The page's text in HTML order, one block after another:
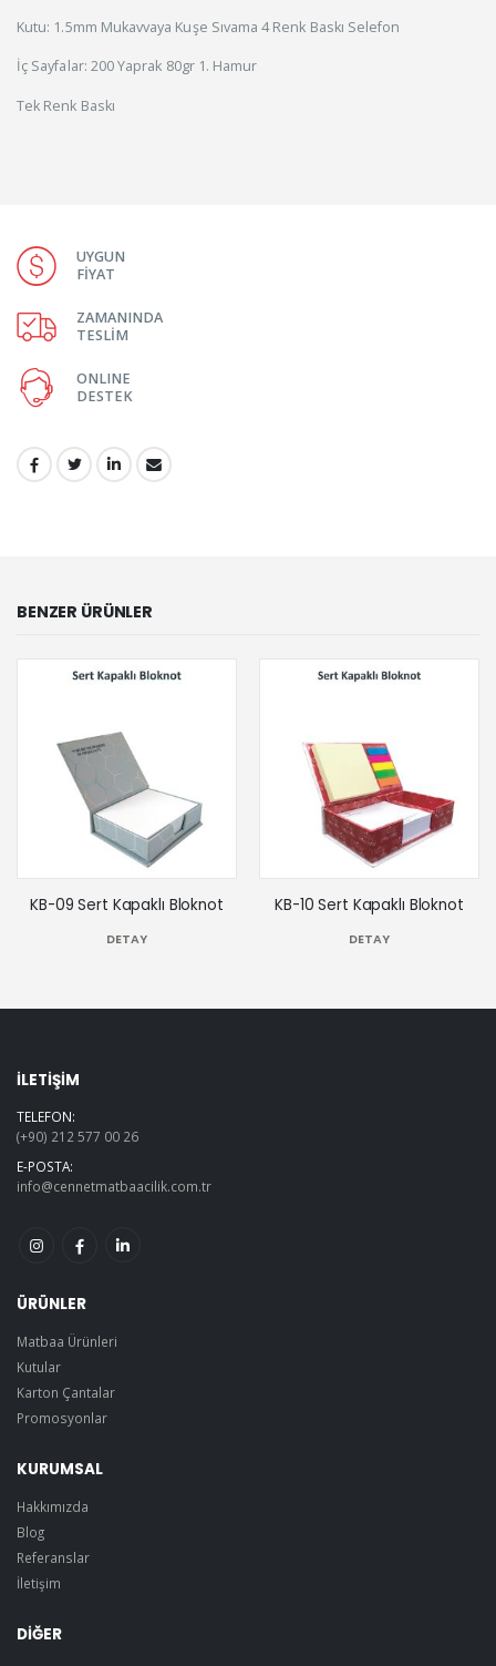
Kutu: 1.5mm Mukavvaya Kuşe Sıvama 4 Renk Baskı Selefon
İç Sayfalar: 200 Yaprak 80gr 1. Hamur
Tek Renk Baskı
UYGUN
FİYAT
ZAMANINDA
TESLİM
ONLINE
DESTEK
PAYLAŞ:
BENZER ÜRÜNLER
KB-09 Sert Kapaklı Bloknot
DETAY
KB-10 Sert Kapaklı Bloknot
DETAY
İLETİŞİM
TELEFON:
(+90) 212 577 00 26
E-POSTA:
info@cennetmatbaacilik.com.tr
ÜRÜNLER
Matbaa Ürünleri
Kutular
Karton Çantalar
Promosyonlar
KURUMSAL
Hakkımızda
Blog
Referanslar
İletişim
DİĞER